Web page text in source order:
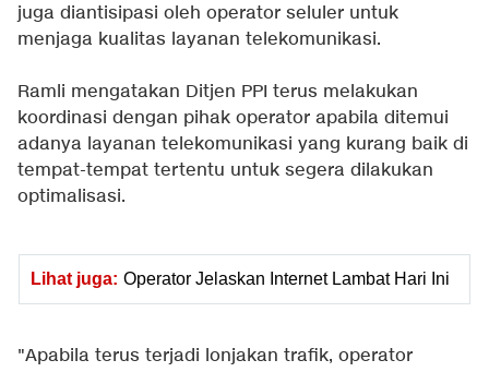
juga diantisipasi oleh operator seluler untuk
menjaga kualitas layanan telekomunikasi.
Ramli mengatakan Ditjen PPI terus melakukan
koordinasi dengan pihak operator apabila ditemui
adanya layanan telekomunikasi yang kurang baik di
tempat-tempat tertentu untuk segera dilakukan
optimalisasi.
Lihat juga: Operator Jelaskan Internet Lambat Hari Ini
"Apabila terus terjadi lonjakan trafik, operator